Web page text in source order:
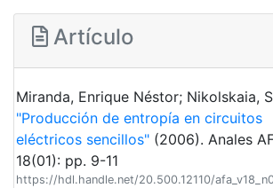
Artículo
Miranda, Enrique Néstor; Nikolskaia,
"Producción de entropía en circuitos
eléctricos sencillos" (2006). Anales
18(01): pp. 9-11
https://hdl.handle.net/20.500.12110/